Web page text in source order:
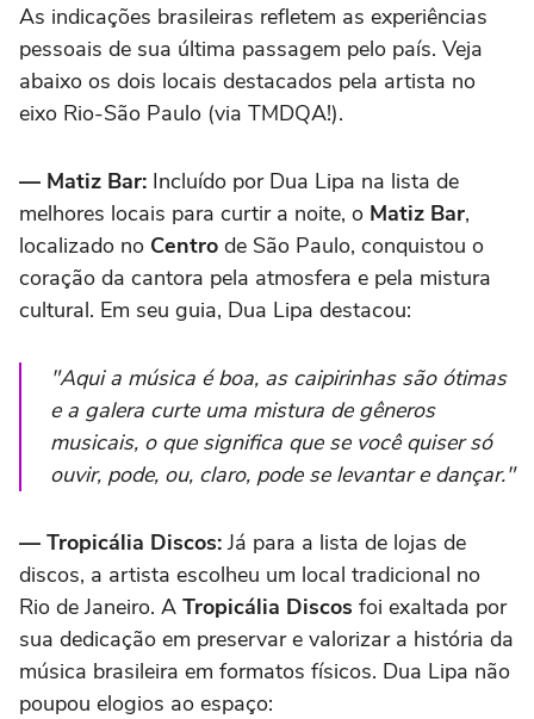
As indicações brasileiras refletem as experiências
pessoais de sua última passagem pelo país. Veja
abaixo os dois locais destacados pela artista no
eixo Rio-São Paulo (via TMDQA!).
— Matiz Bar: Incluído por Dua Lipa na lista de
melhores locais para curtir a noite, o Matiz Bar,
localizado no Centro de São Paulo, conquistou o
coração da cantora pela atmosfera e pela mistura
cultural. Em seu guia, Dua Lipa destacou:
"Aqui a música é boa, as caipirinhas são ótimas
e a galera curte uma mistura de gêneros
musicais, o que significa que se você quiser só
ouvir, pode, ou, claro, pode se levantar e dançar."
— Tropicália Discos: Já para a lista de lojas de
discos, a artista escolheu um local tradicional no
Rio de Janeiro. A Tropicália Discos foi exaltada por
sua dedicação em preservar e valorizar a história da
música brasileira em formatos físicos. Dua Lipa não
poupou elogios ao espaço: